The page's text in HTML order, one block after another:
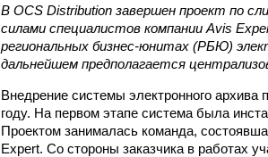
В OCS Distribution завершен проект по
силами специалистов компании Avis
региональных бизнес-юнитах (РБЮ)
дальнейшем предполагается
Внедрение системы электронного архива
году. На первом этапе система была
Проектом занималась команда,
Expert. Со стороны заказчика в работах